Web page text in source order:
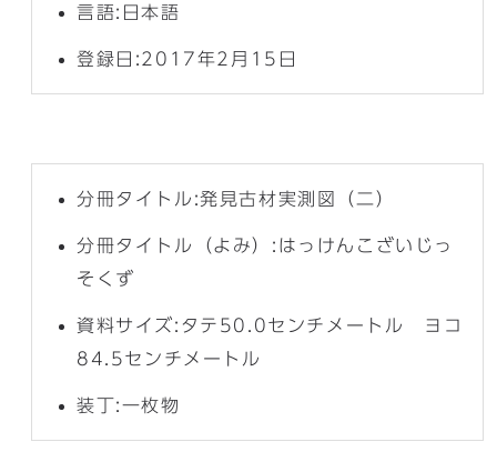
言語:日本語
登録日:2017年2月15日
分冊タイトル:発見古材実測図（二）
分冊タイトル（よみ）:はっけんこざいじっ
そくず
資料サイズ:タテ50.0センチメートル ヨコ
84.5センチメートル
装丁:一枚物